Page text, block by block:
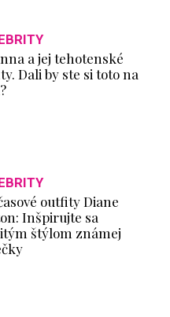
a jej tehotenské
Dali by ste si toto na
outfity Diane
Inšpirujte sa
štýlom známej